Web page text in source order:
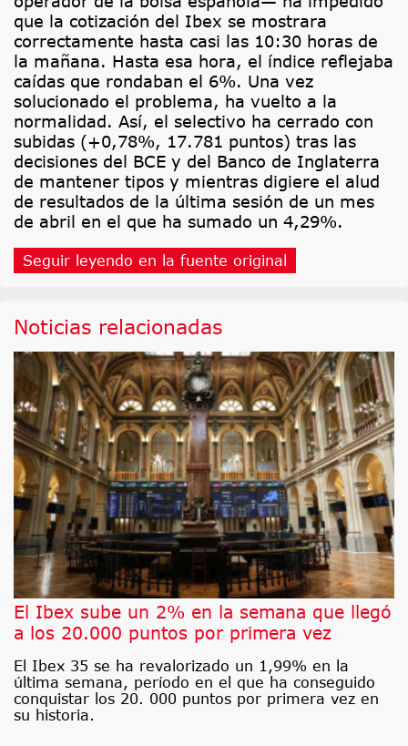
que la cotización del Ibex se mostrara
correctamente hasta casi las 10:30 horas de
la mañana. Hasta esa hora, el índice reflejaba
caídas que rondaban el 6%. Una vez
solucionado el problema, ha vuelto a la
normalidad. Así, el selectivo ha cerrado con
subidas (+0,78%, 17.781 puntos) tras las
decisiones del BCE y del Banco de Inglaterra
de mantener tipos y mientras digiere el alud
de resultados de la última sesión de un mes
de abril en el que ha sumado un 4,29%.
Seguir leyendo en la fuente original
Noticias relacionadas
El Ibex sube un 2% en la semana que llegó
a los 20.000 puntos por primera vez
El Ibex 35 se ha revalorizado un 1,99% en la
última semana, período en el que ha conseguido
conquistar los 20. 000 puntos por primera vez en
su historia.